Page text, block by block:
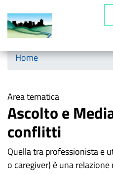
Horizontal menu
Home
Area tematica
Ascolto e
conflitti
Quella tra professionista e
o caregiver) è una